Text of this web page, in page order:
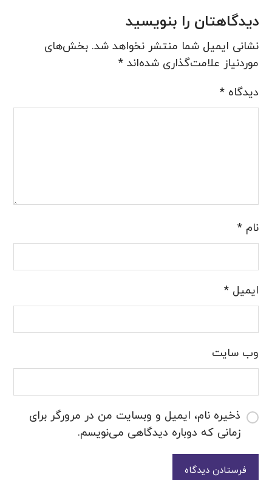
دیدگاهتان را بنویسید
نشانی ایمیل شما منتشر نخواهد شد. بخش‌های
موردنیاز علامت‌گذاری شده‌اند*
دیدگاه*
نام*
ایمیل*
وب‌ سایت
ذخیره نام، ایمیل و وبسایت من در مرورگر برای
زمانی که دوباره دیدگاهی می‌نویسم.
فرستادن دیدگاه